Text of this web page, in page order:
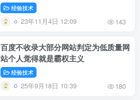
经验技术
23年11月4日 12:09 143
百度不收录大部分网站判定为低质量网
站个人觉得就是霸权主义
经验技术
25年9月18日 10:39 180